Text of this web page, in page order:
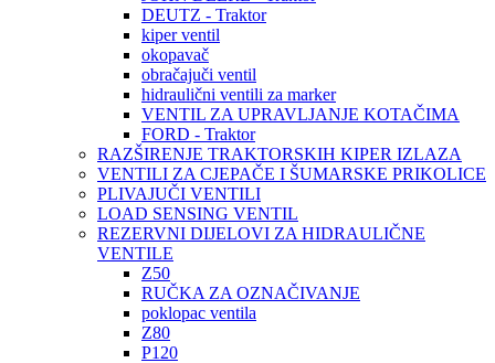
DEUTZ - Traktor
kiper ventil
okopavač
obračajuči ventil
hidraulični ventili za marker
VENTIL ZA UPRAVLJANJE KOTAČIMA
FORD - Traktor
RAZŠIRENJE TRAKTORSKIH KIPER IZLAZA
VENTILI ZA CJEPAČE I ŠUMARSKE PRIKOLICE
PLIVAJUČI VENTILI
LOAD SENSING VENTIL
REZERVNI DIJELOVI ZA HIDRAULIČNE
VENTILE
Z50
RUČKA ZA OZNAČIVANJE
poklopac ventila
Z80
P120